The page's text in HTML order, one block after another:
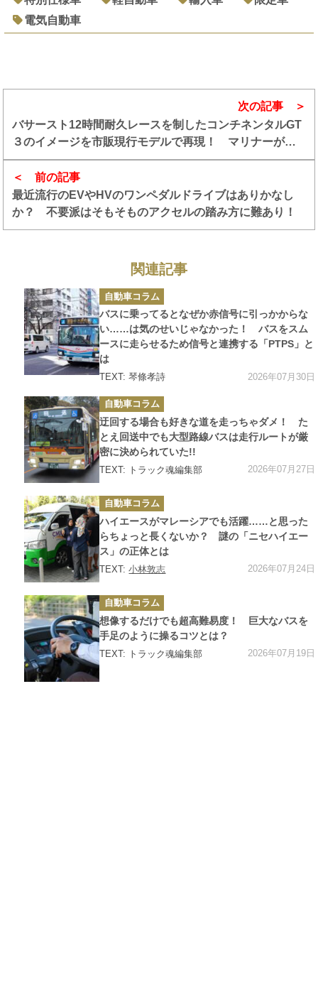
電気自動車
前の記事
最近流行のEVやHVのワンペダルドライブはありかなし
か？ 不要派はそもそものアクセルの踏み方に難あり！
次の記事
バサースト12時間耐久レースを制したコンチネンタルGT
３のイメージを市販現行モデルで再現！ マリナーがビ
スポークした2台のベントレー・コンチネンタルGT Sを
発表
関連記事
カ
テ
ゴ
リ
ー
自動車コラム
バスに乗ってるとなぜか赤信号に引っかからな
い……は気のせいじゃなかった！ バスをスム
ースに走らせるため信号と連携する「PTPS」と
は
TEXT: 琴條孝詩 2026年07月30日
カ
テ
ゴ
リ
ー
自動車コラム
迂回する場合も好きな道を走っちゃダメ！ た
とえ回送中でも大型路線バスは走行ルートが厳
密に決められていた!!
TEXT: トラック魂編集部 2026年07月27日
カ
テ
ゴ
リ
ー
自動車コラム
ハイエースがマレーシアでも活躍……と思った
らちょっと長くないか？ 謎の「ニセハイエー
ス」の正体とは
TEXT:小林敦志 2026年07月24日
カ
テ
ゴ
リ
ー
自動車コラム
想像するだけでも超高難易度！ 巨大なバスを
手足のように操るコツとは？
TEXT: トラック魂編集部 2026年07月19日